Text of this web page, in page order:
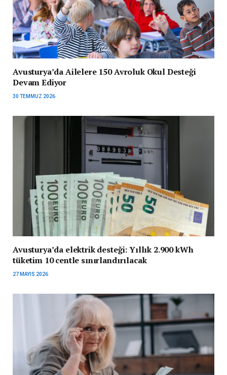
Avusturya’da Ailelere 150 Avroluk Okul Desteği
Devam Ediyor
30 TEMMUZ 2026
Avusturya’da elektrik desteği: Yıllık 2.900 kWh
tüketim 10 centle sınırlandırılacak
27 MAYIS 2026